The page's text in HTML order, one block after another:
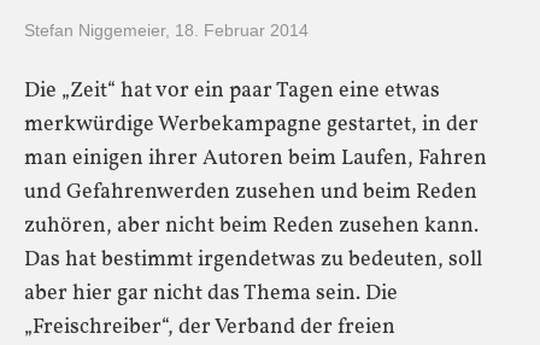
Stefan Niggemeier, 18. Februar 2014
Die „Zeit“ hat vor ein paar Tagen eine etwas
merkwürdige Werbekampagne gestartet, in der
man einigen ihrer Autoren beim Laufen, Fahren
und Gefahrenwerden zusehen und beim Reden
zuhören, aber nicht beim Reden zusehen kann.
Das hat bestimmt irgendetwas zu bedeuten, soll
aber hier gar nicht das Thema sein. Die
„Freischreiber“, der Verband der freien